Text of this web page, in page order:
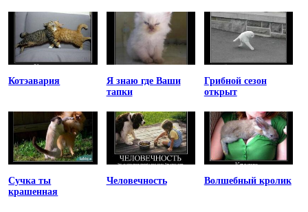
Котэавария
Я знаю где Ваши
тапки
Грибной сезон
открыт
Сучка ты
крашенная
Человечность Волшебный кролик